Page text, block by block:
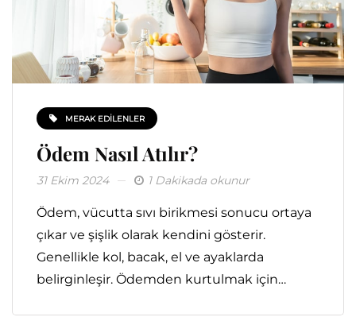
MERAK EDILENLER
Ödem Nasıl Atılır?
31 Ekim 2024 1 Dakikada okunur
Ödem, vücutta sıvı birikmesi sonucu ortaya
çıkar ve şişlik olarak kendini gösterir.
Genellikle kol, bacak, el ve ayaklarda
belirginleşir. Ödemden kurtulmak için…